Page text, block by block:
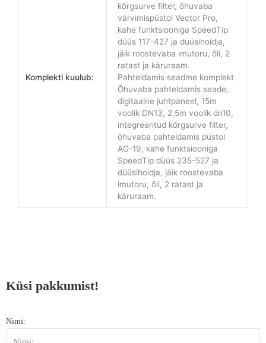
Komplekti kuulub:
kõrgsurve filter, õhuvaba
värvimispüstol Vector Pro,
kahe funktsiooniga SpeedTip
düüs 117-427 ja düüsihoidja,
jäik roostevaba imutoru, õli, 2
ratast ja käruraam.
Pahteldamis seadme komplekt
Õhuvaba pahteldamis seade,
digitaalne juhtpaneel, 15m
voolik DN13, 2,5m voolik dn10,
integreeritud kõrgsurve filter,
õhuvaba pahteldamis püstol
AG-19, kahe funktsiooniga
SpeedTip düüs 235-527 ja
düüsihoidja, jäik roostevaba
imutoru, õli, 2 ratast ja
käruraam.
Küsi pakkumist!
Nimi: